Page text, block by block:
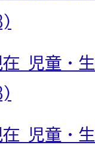
在 児童・
在 児童・